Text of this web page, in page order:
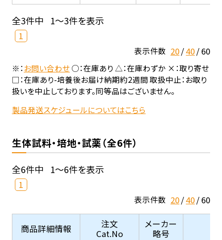
全3件中 1～3件を表示
1
表示件数 20 40 60
※：お問い合わせ○：在庫あり △：在庫わずか ×：取り寄せ
□：在庫あり-培養後お届け納期約2週間 取扱中止：お取り
扱いを中止しております。同等品はございません。
製品発送スケジュールについてはこちら
生体試料・培地・試薬（全6件）
全6件中 1～6件を表示
1
表示件数 20 40 60
商品詳細情報
注文
Cat.No
メーカー
略号